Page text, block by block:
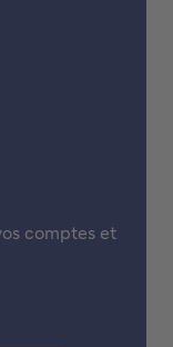
comptes et